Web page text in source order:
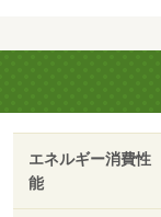
朝の身支度も快適
来た時でも玄関
ターホンが付いて
検討の方に、素敵
ート致します。
等：加入要（ハ
エネルギー消費性
能